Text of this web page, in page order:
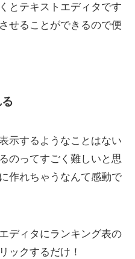
とテキストエディタです
せることができるので便
示するようなことはない
のってすごく難しいと思
作れちゃうなんて感動で
ディタにランキング表の
ックするだけ！